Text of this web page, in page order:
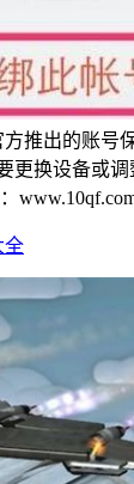
推出的账号
更换设备或
全